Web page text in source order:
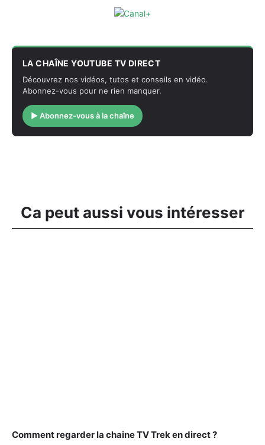
LA CHAÎNE YOUTUBE TV DIRECT
Découvrez nos vidéos, tutos et conseils en vidéo.
Abonnez-vous pour ne rien manquer.
▶ Abonnez-vous à la chaîne
Ca peut aussi vous intéresser
Comment regarder la chaine TV Trek en direct ?